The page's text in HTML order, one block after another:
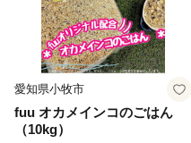
愛知県小牧市
fuu オカメインコのごはん
（10kg）